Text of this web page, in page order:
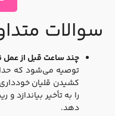
سوالات
چند ساعت قبل از عمل
کشیدن قلیان خودداری
را به تأخیر بیاندازد
دهد.